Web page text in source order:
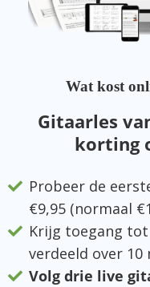
Wat kost
Gitaarles
korting
Probeer de
€9,95 (normaal
Krijg toegang tot
verdeeld over 10
Volg drie live